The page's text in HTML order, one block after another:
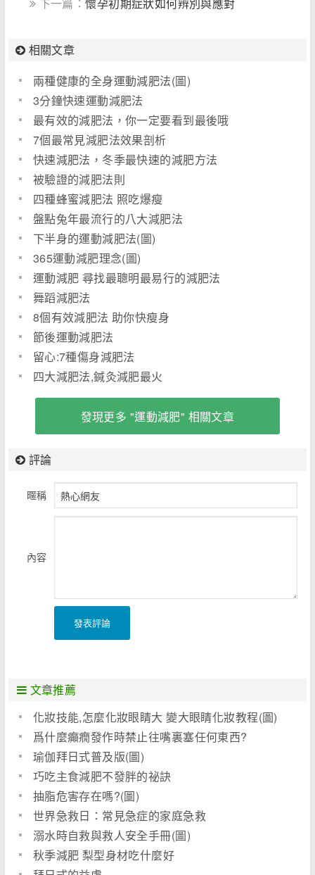
下一篇：懷孕初期症狀如何辨別與應對
相關文章
兩種健康的全身運動減肥法(圖)
3分鐘快速運動減肥法
最有效的減肥法，你一定要看到最後哦
7個最常見減肥法效果剖析
快速減肥法，冬季最快速的減肥方法
被驗證的減肥法則
四種蜂蜜減肥法 照吃爆瘦
盤點兔年最流行的八大減肥法
下半身的運動減肥法(圖)
365運動減肥理念(圖)
運動減肥 尋找最聰明最易行的減肥法
舞蹈減肥法
8個有效減肥法 助你快瘦身
節後運動減肥法
留心:7種傷身減肥法
四大減肥法,鍼灸減肥最火
發現更多 "運動減肥" 相關文章
評論
暱稱
內容
發表評論
文章推薦
化妝技能,怎麼化妝眼睛大 變大眼睛化妝教程(圖)
爲什麼癲癇發作時禁止往嘴裏塞任何東西?
瑜伽拜日式普及版(圖)
巧吃主食減肥不發胖的祕訣
抽脂危害存在嗎?(圖)
世界急救日：常見急症的家庭急救
溺水時自救與救人安全手冊(圖)
秋季減肥 梨型身材吃什麼好